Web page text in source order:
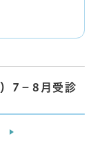
7－8月受診